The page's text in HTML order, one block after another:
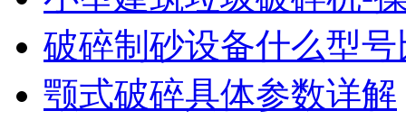
破碎制砂设备什么型
颚式破碎具体参数详解